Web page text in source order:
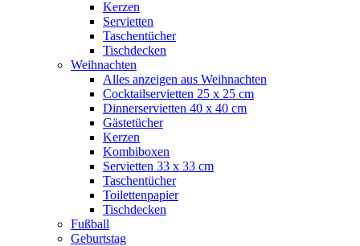
Kerzen
Servietten
Taschentücher
Tischdecken
Weihnachten
Alles anzeigen aus Weihnachten
Cocktailservietten 25 x 25 cm
Dinnerservietten 40 x 40 cm
Gästetücher
Kerzen
Kombiboxen
Servietten 33 x 33 cm
Taschentücher
Toilettenpapier
Tischdecken
Fußball
Geburtstag